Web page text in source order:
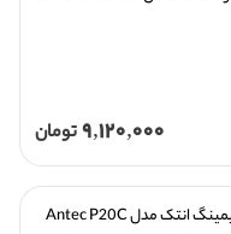
9,120,000تومان